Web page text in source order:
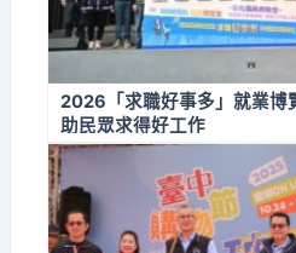
2026「求職好事多」就業
助民眾求得好工作